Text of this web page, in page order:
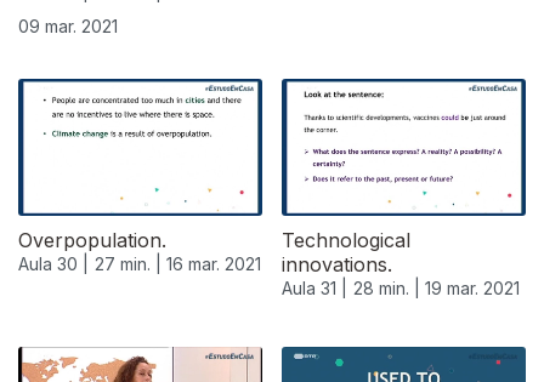
09 mar. 2021
Overpopulation.
Aula 30 | 27 min. | 16 mar. 2021
Technological
innovations.
Aula 31 | 28 min. | 19 mar. 2021